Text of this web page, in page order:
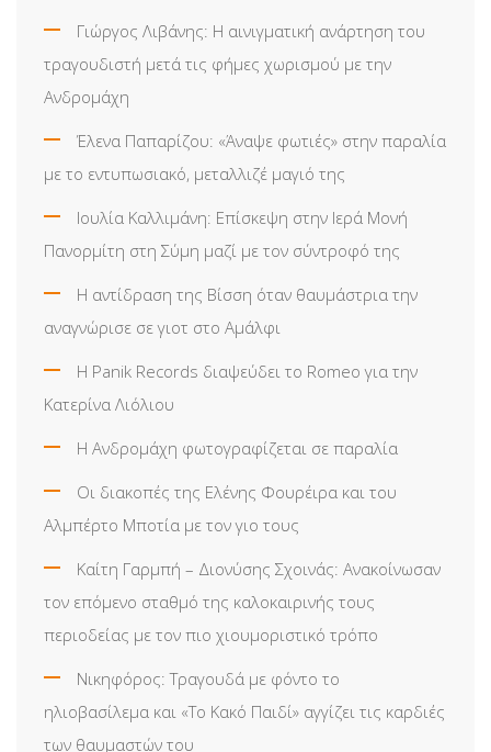
Γιώργος Λιβάνης: Η αινιγματική ανάρτηση του
τραγουδιστή μετά τις φήμες χωρισμού με την
Ανδρομάχη
Έλενα Παπαρίζου: «Άναψε φωτιές» στην παραλία
με το εντυπωσιακό, μεταλλιζέ μαγιό της
Ιουλία Καλλιμάνη: Επίσκεψη στην Ιερά Μονή
Πανορμίτη στη Σύμη μαζί με τον σύντροφό της
Η αντίδραση της Βίσση όταν θαυμάστρια την
αναγνώρισε σε γιοτ στο Αμάλφι
Η Panik Records διαψεύδει το Romeo για την
Κατερίνα Λιόλιου
Η Ανδρομάχη φωτογραφίζεται σε παραλία
Οι διακοπές της Ελένης Φουρέιρα και του
Αλμπέρτο Μποτία με τον γιο τους
Καίτη Γαρμπή – Διονύσης Σχοινάς: Ανακοίνωσαν
τον επόμενο σταθμό της καλοκαιρινής τους
περιοδείας με τον πιο χιουμοριστικό τρόπο
Νικηφόρος: Τραγουδά με φόντο το
ηλιοβασίλεμα και «Το Κακό Παιδί» αγγίζει τις καρδιές
των θαυμαστών του